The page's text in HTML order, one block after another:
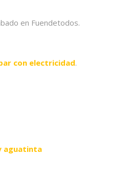
en Fuendetodos.
con electricidad.
aguatinta